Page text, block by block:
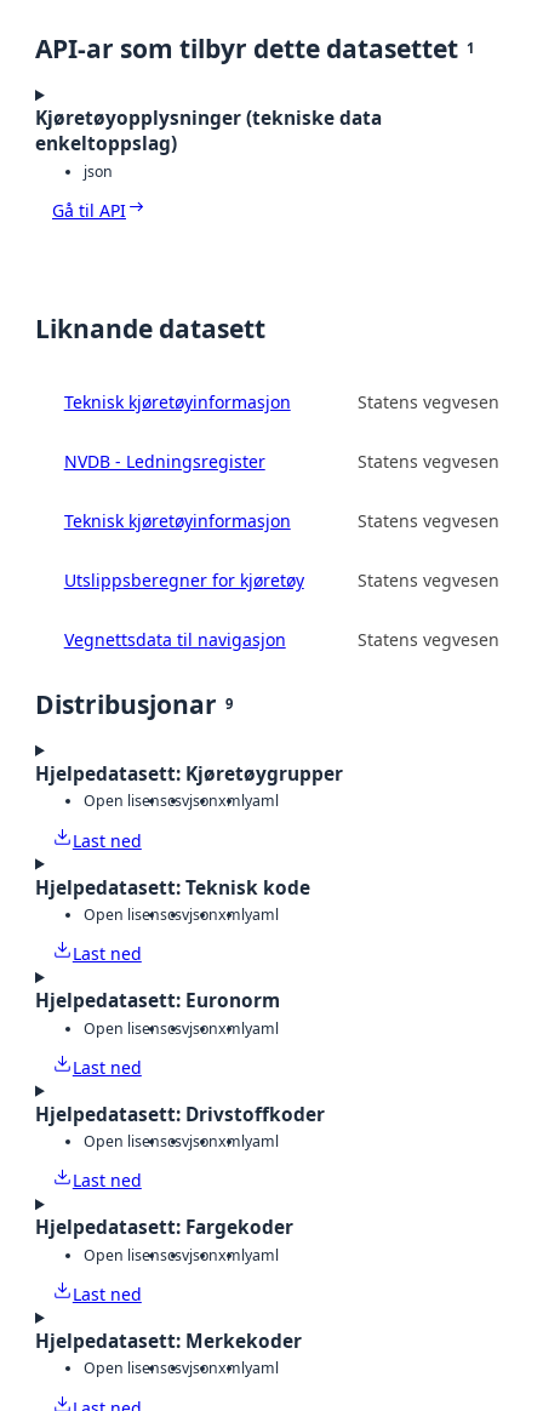
API-ar som tilbyr dette datasettet 1
Kjøretøyopplysninger (tekniske data
enkeltoppslag)
json
Gå til API
Liknande datasett
Teknisk kjøretøyinformasjon Statens vegvesen
NVDB - Ledningsregister Statens vegvesen
Teknisk kjøretøyinformasjon Statens vegvesen
Utslippsberegner for kjøretøy Statens vegvesen
Vegnettsdata til navigasjon Statens vegvesen
Distribusjonar 9
Hjelpedatasett: Kjøretøygrupper
Open lisenscsvjsonxmlyaml
Last ned
Hjelpedatasett: Teknisk kode
Open lisenscsvjsonxmlyaml
Last ned
Hjelpedatasett: Euronorm
Open lisenscsvjsonxmlyaml
Last ned
Hjelpedatasett: Drivstoffkoder
Open lisenscsvjsonxmlyaml
Last ned
Hjelpedatasett: Fargekoder
Open lisenscsvjsonxmlyaml
Last ned
Hjelpedatasett: Merkekoder
Open lisenscsvjsonxmlyaml